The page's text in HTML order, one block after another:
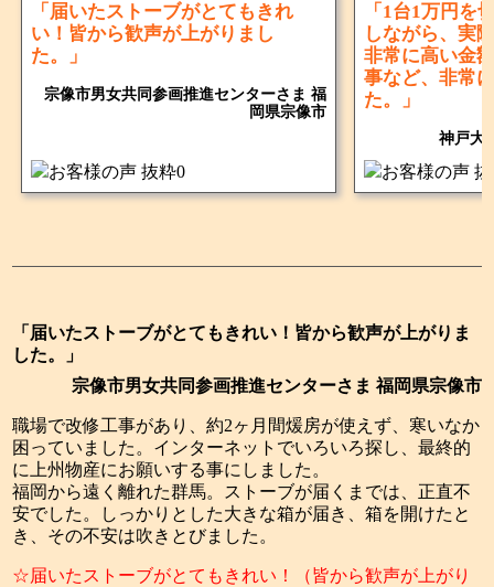
「届いたストーブがとてもきれ
い！皆から歓声が上がりまし
た。」
宗像市男女共同参画推進センターさま 福
岡県宗像市
「1台1万円を
しながら、実
非常に高い金
事など、非常
た。」
神戸大
「届いたストーブがとてもきれい！皆から歓声が上がりま
した。」
宗像市男女共同参画推進センターさま 福岡県宗像市
職場で改修工事があり、約2ヶ月間煖房が使えず、寒いなか
困っていました。インターネットでいろいろ探し、最終的
に上州物産にお願いする事にしました。
福岡から遠く離れた群馬。ストーブが届くまでは、正直不
安でした。しっかりとした大きな箱が届き、箱を開けたと
き、その不安は吹きとびました。
☆届いたストーブがとてもきれい！（皆から歓声が上がり